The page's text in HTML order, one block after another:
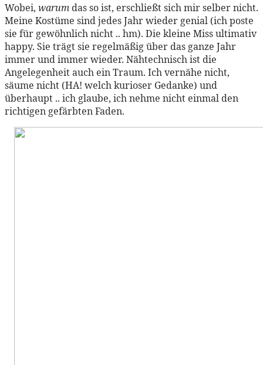
Wobei, warumdas so ist, erschließt sich mir selber nicht.
Meine Kostüme sind jedes Jahr wieder genial (ich poste
sie für gewöhnlich nicht .. hm). Die kleine Miss ultimativ
happy. Sie trägt sie regelmäßig über das ganze Jahr
immer und immer wieder. Nähtechnisch ist die
Angelegenheit auch ein Traum. Ich vernähe nicht,
säume nicht (HA! welch kurioser Gedanke) und
überhaupt .. ich glaube, ich nehme nicht einmal den
richtigen gefärbten Faden.